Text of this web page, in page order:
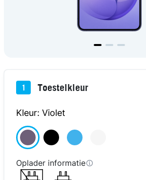
1 Toestelkleur
Kleur: Violet
Oplader informatie